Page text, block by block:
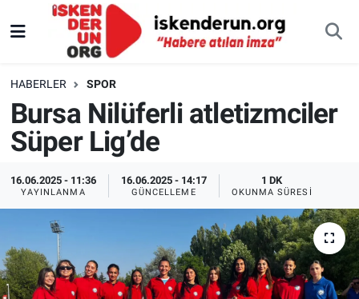
HABERLER SPOR
Bursa Nilüferli atletizmciler
Süper Lig’de
16.06.2025 - 11:36
YAYINLANMA
16.06.2025 - 14:17
GÜNCELLEME
1 DK
OKUNMA SÜRESI